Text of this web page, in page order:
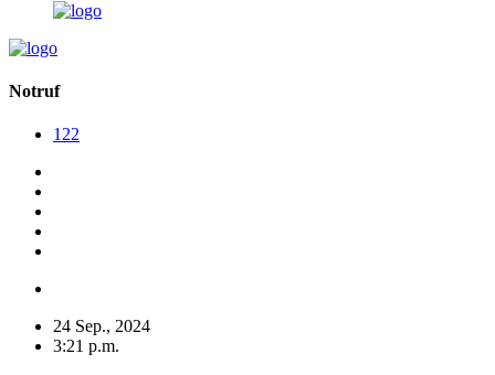
Notruf
122
24 Sep., 2024
3:21 p.m.